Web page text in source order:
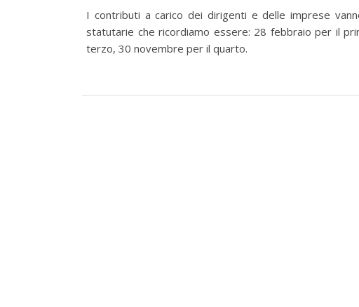
I contributi a carico dei dirigenti e delle imprese
statutarie che ricordiamo essere: 28 febbraio per il
terzo, 30 novembre per il quarto.